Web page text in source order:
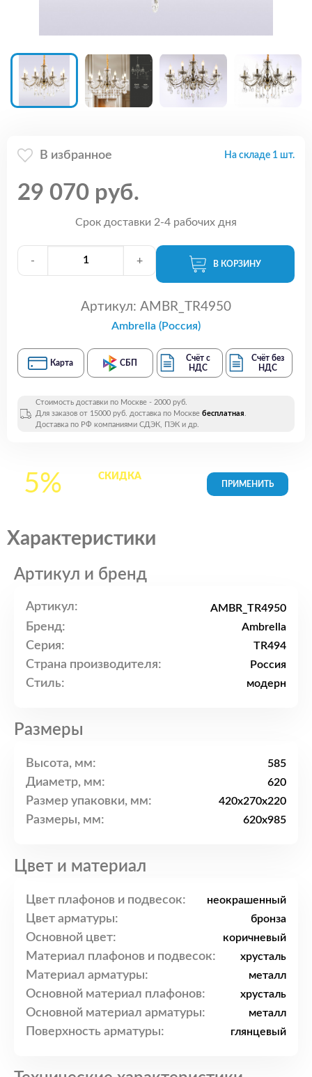
В избранное На складе 1 шт.
29 070 руб.
Срок доставки 2-4 рабочих дня
- + В КОРЗИНУ
Артикул: AMBR_TR4950
Ambrella (Россия)
Карта СБП
Счёт с
НДС
Счёт без
НДС
Стоимость доставки по Москве - 2000 руб.
Для заказов от 15000 руб. доставка по Москве бесплатная.
Доставка по РФ компаниями СДЭК, ПЭК и др.
5% СКИДКАна все
Характеристики
Артикул и бренд
Артикул: AMBR_TR4950
Бренд: Ambrella
Серия: TR494
Страна производителя: Россия
Стиль: модерн
Размеры
Высота, мм: 585
Диаметр, мм: 620
Размер упаковки, мм: 420x270x220
Размеры, мм: 620x985
Цвет и материал
Цвет плафонов и подвесок: неокрашенный
Цвет арматуры: бронза
Основной цвет: коричневый
Материал плафонов и подвесок: хрусталь
Материал арматуры: металл
Основной материал плафонов: хрусталь
Основной материал арматуры: металл
Поверхность арматуры: глянцевый